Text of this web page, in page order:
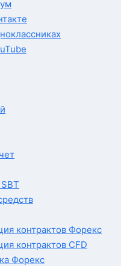
контрактов Форекс
контрактов CFD
Форекс